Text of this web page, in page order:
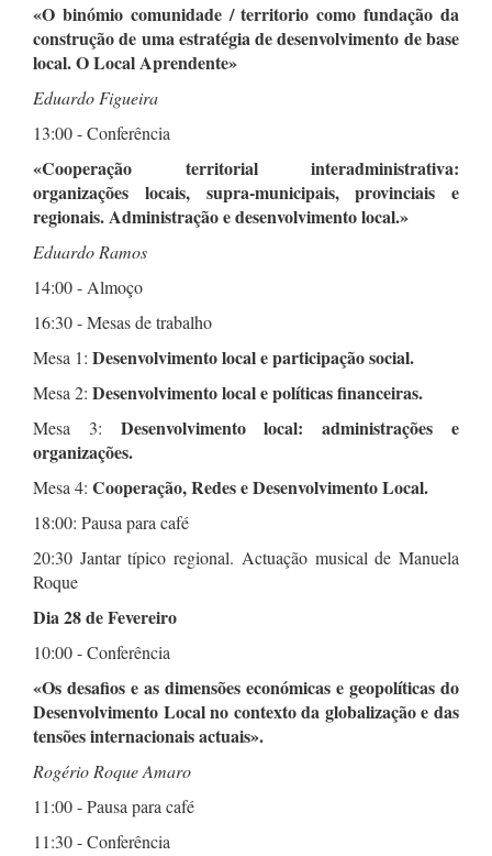
«O binómio comunidade / territorio como fundação da
construção de uma estratégia de desenvolvimento de base
local. O Local Aprendente»
Eduardo Figueira
13:00 - Conferência
«Cooperação territorial interadministrativa:
organizações locais, supra-municipais, provinciais e
regionais. Administração e desenvolvimento local.»
Eduardo Ramos
14:00 - Almoço
16:30 - Mesas de trabalho
Mesa 1: Desenvolvimento local e participação social.
Mesa 2: Desenvolvimento local e políticas financeiras.
Mesa 3: Desenvolvimento local: administrações e
organizações.
Mesa 4: Cooperação, Redes e Desenvolvimento Local.
18:00: Pausa para café
20:30 Jantar típico regional. Actuação musical de Manuela
Roque
Dia 28 de Fevereiro
10:00 - Conferência
«Os desafios e as dimensões económicas e geopolíticas do
Desenvolvimento Local no contexto da globalização e das
tensões internacionais actuais».
Rogério Roque Amaro
11:00 - Pausa para café
11:30 - Conferência